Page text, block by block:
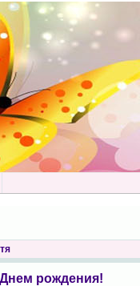
рождения!